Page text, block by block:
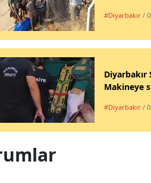
#Diyarbakır /
Diyarbakır
Makineye
#Diyarbakır /